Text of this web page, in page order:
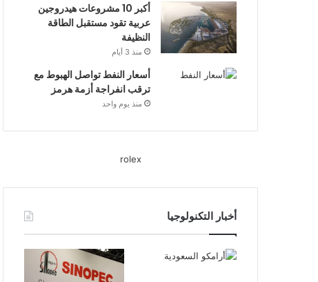
أكبر 10 مشروعات هيدروجين
عربية تقود مستقبل الطاقة
النظيفة
منذ 3 أيام
أسعار النفط تواصل الهبوط مع
ترقب انفراجة أزمة هرمز
منذ يوم واحد
rolex
أخبار التكنولوجيا